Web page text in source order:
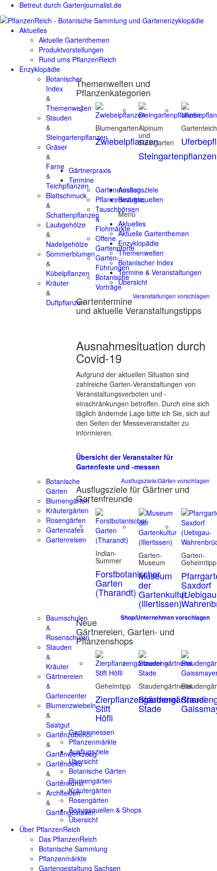
Betreut durch Gartenjournalist.de
Aktuelles
Aktuelle Gartenthemen
Produktvorstellungen
Rund ums PflanzenReich
Enzyklopädie
Botanischer
Index
&
Themenwelten
Stauden
&
Steingartenpflanzen
Gräser
&
Farne
&
Teichpflanzen
Blattschmuck
&
Schattenpflanzen
Laubgehölze
&
Nadelgehölze
Sommerblumen
&
Kübelpflanzen
Kräuter
&
Duftpflanzen
Themenwelten und
Pflanzenkategorien
Blumengarten
Zwiebelpflanzen
Alpinum
und
Steingarten
Steingartenpflanzen
Gartenteich
Gärtnerpraxis
Termine
Gartenmessen
Pflanzenmärkte
Tauschbörsen
&
Flohmärkte
Offene
Gartenpforte
Garten-
Führungen
Botanische
Vorträge
Veranstaltungen vorschlagen
Gartentermine
und aktuelle Veranstaltungstipps
Ausnahmesituation durch
Covid-19
Aufgrund der aktuellen Situation sind
zahlreiche Garten-Veranstaltungen von
Veranstaltungsverboten und -
einschränkungen betroffen. Durch eine sich
täglich ändernde Lage bitte ich Sie, sich auf
den Seiten der Messeveranstalter zu
informieren.
Übersicht der Veranstalter für
Gartenfeste und -messen
Ausflugsziele
Botanische
Gärten
Blumengärten
Kräutergärten
Rosengärten
Gartencafes
Gartenreisen
Ausflugsziele/Gärten vorschlagen
Ausflugsziele für Gärtner und
Gartenfreunde
Indian-
Summer
Forstbotanischer
Garten
(Tharandt)
Garten-
Museum
Museum
der
Gartenkultur
(Illertissen)
Garten-
Geheimtipp
Saxdorf
Bezugsquellen
Baumschulen
&
Rosenschulen
Stauden
&
Kräuter
Gärtnereien
&
Gartencenter
Blumenzwiebeln
&
Saatgut
Gartenzubehör
&
Gartenwerkzeug
Gartendeko
&
Gartenkunst
Architekten
&
Gartengestalter
Shop/Unternehmen vorschlagen
Neue
Gärtnereien, Garten- und
Pflanzenshops
Geheimtipp
Zierpflanzengärtnerei
Stift
Höfli
Staudengärtnerei
Staudengärtnerei
Stade
Menü
Aktuelles
Aktuelle Gartenthemen
Enzyklopädie
Themenwelten
Botanischer Index
Termine & Veranstaltungen
Übersicht
Gartenmessen
Pflanzenmärkte
Ausflugsziele
Übersicht
Botanische Gärten
Blumengärten
Kräutergärten
Rosengärten
Bezugsquellen & Shops
Übersicht
Über PflanzenReich
Das PflanzenReich
Botanische Sammlung
Pflanzenmärkte
Gartengestaltung Sachsen